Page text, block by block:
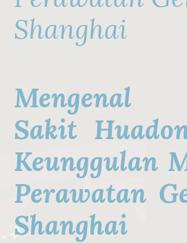
Shanghai
Mengenal
Sakit
Keunggulan
Perawatan
Shanghai